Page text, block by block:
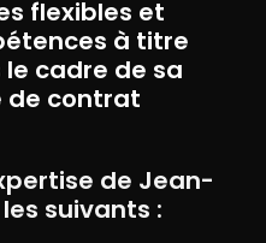
flexibles et
à titre
cadre de sa
de contrat
de Jean-
suivants :